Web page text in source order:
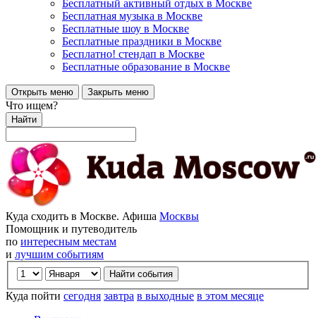
Бесплатный активный отдых в Москве
Бесплатная музыка в Москве
Бесплатные шоу в Москве
Бесплатные праздники в Москве
Бесплатно! стендап в Москве
Бесплатные образование в Москве
Открыть меню Закрыть меню
Что ищем?
Найти
Куда сходить в Москве. Афиша Москвы
Помощник и путеводитель
по интересным местам
и лучшим событиям
Куда пойти сегодня завтра в выходные в этом месяце